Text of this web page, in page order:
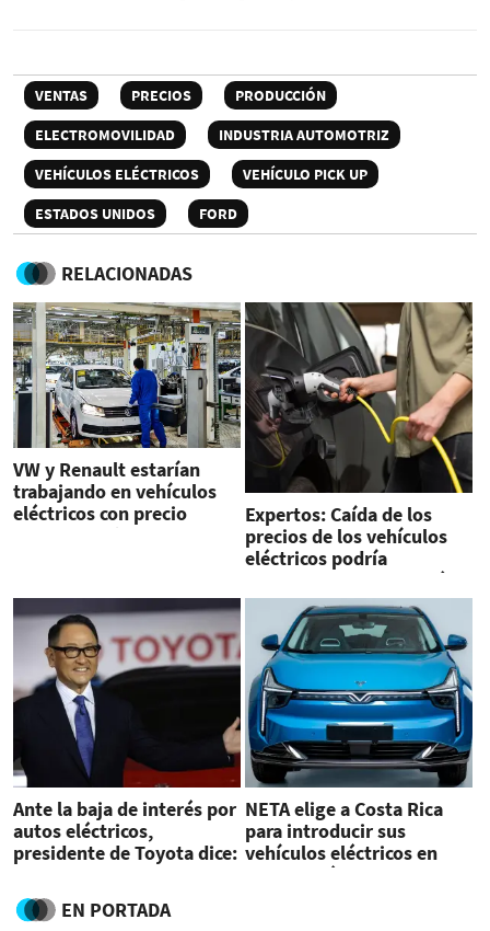
VENTAS PRECIOS
PRODUCCIÓN
ELECTROMOVILIDAD
INDUSTRIA AUTOMOTRIZ
VEHÍCULOS ELÉCTRICOS
VEHÍCULO PICK UP
ESTADOS UNIDOS
FORD
RELACIONADAS
VW y Renault estarían
trabajando en vehículos
eléctricos con precio
Expertos: Caída de los
precios de los vehículos
eléctricos podría
obstaculizar su adopción
Ante la baja de interés por
autos eléctricos,
presidente de Toyota dice:
NETA elige a Costa Rica
para introducir sus
vehículos eléctricos en
Latinoamérica
EN PORTADA